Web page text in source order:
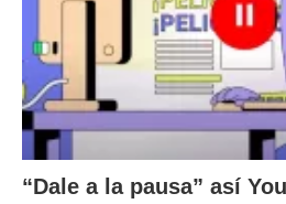
“Dale a la pausa” así